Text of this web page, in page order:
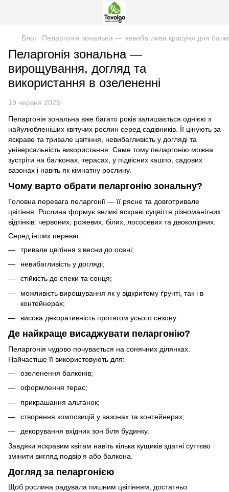
Блог Пеларгонія зональна — невибаглива красуня для
Пеларгонія зональна —
вирощування, догляд та
використання в озелененні
19 червня 2026
Пеларгонія зональна вже багато років залишається однією з
найулюбленіших квітучих рослин серед садівників. Її цінують за
яскраве та тривале цвітіння, невибагливість у догляді та
універсальність використання. Саме тому пеларгонію можна
зустріти на балконах, терасах, у підвісних кашпо, садових
вазонах і навіть як кімнатну рослину.
Чому варто обрати пеларгонію зональну?
Головна перевага пеларгонії — її рясне та довготривале
цвітіння. Рослина формує великі яскраві суцвіття різноманітних
відтінків: червоних, рожевих, білих, лососевих та двоколірних.
Серед інших переваг:
тривале цвітіння з весни до осені;
невибагливість у догляді;
стійкість до спеки та сонця;
можливість вирощування як у відкритому ґрунті, так і в
контейнерах;
висока декоративність протягом усього сезону.
Де найкраще висаджувати пеларгонію?
Пеларгонія чудово почувається на сонячних ділянках.
Найчастіше її використовують для:
озеленення балконів;
оформлення терас;
прикрашання альтанок;
створення композицій у вазонах та контейнерах;
декорування вхідних зон біля будинку.
Завдяки яскравим квітам навіть кілька кущиків здатні суттєво
змінити вигляд подвір'я або балкона.
Догляд за пеларгонією
Щоб рослина радувала пишним цвітінням, достатньо